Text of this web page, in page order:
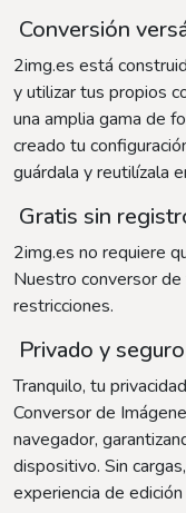
Conversión
2img.es está
y utilizar tus propios
una amplia gama de
creado tu
guárdala y reutilízala
Gratis sin
2img.es no requiere
Nuestro conversor
restricciones.
Privado y seguro
Tranquilo, tu
Conversor de
navegador,
dispositivo. Sin
experiencia de